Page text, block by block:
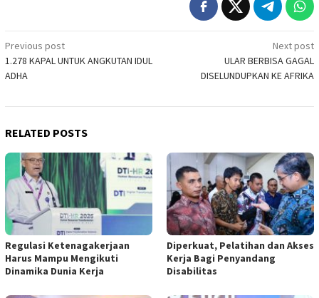
Post
navigation
Previous post
1.278 KAPAL UNTUK ANGKUTAN IDUL
ADHA
Next post
ULAR BERBISA GAGAL
DISELUNDUPKAN KE AFRIKA
RELATED POSTS
Regulasi Ketenagakerjaan
Harus Mampu Mengikuti
Dinamika Dunia Kerja
Diperkuat, Pelatihan dan Akses
Kerja Bagi Penyandang
Disabilitas